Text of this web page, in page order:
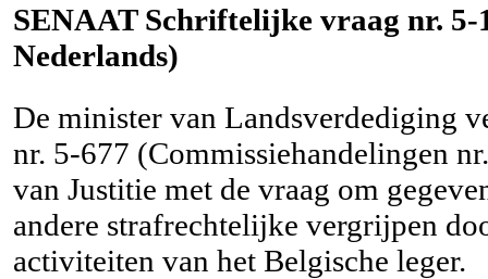
SENAAT Schriftelijke vraag nr. 5-
Nederlands)
De minister van Landsverdediging
nr. 5-677 (Commissiehandelingen
van Justitie met de vraag om
andere strafrechtelijke vergrijpen
activiteiten van het Belgische leger.